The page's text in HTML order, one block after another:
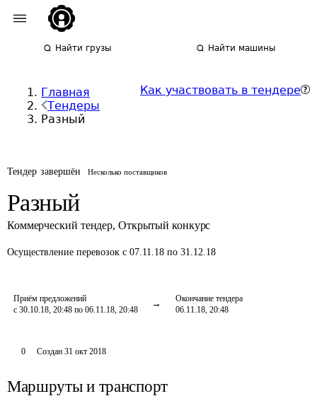
Найти грузы Найти машины
Главная
Тендеры
Разный
Как участвовать в тендере
Тендер завершён Несколько поставщиков
Разный
Коммерческий тендер, Открытый конкурс
Осуществление перевозок с 07.11.18 по 31.12.18
Приём предложений
с 30.10.18, 20:48 по 06.11.18, 20:48
Окончание тендера
06.11.18, 20:48
0 Создан 31 окт 2018
Маршруты и транспорт